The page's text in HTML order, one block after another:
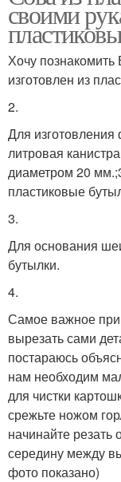
своими
Хочу
изготовлен из
2.
Для
литровая
диаметром 20
пластиковые
3.
Для основания
бутылки.
4.
Самое важное при
вырезать сами
постараюсь
нам необходим
для чистки
срежьте ножом
начинайте резать
середину между
фото показано)